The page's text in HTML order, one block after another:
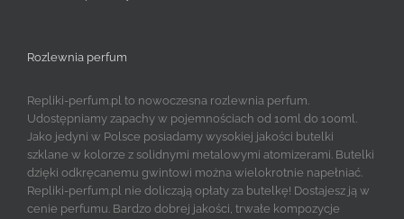
Rozlewnia perfum
Repliki-perfum.pl to nowoczesna rozlewnia perfum.
Udostępniamy zapachy w pojemnościach od 10ml do 100ml.
Jako jedyni w Polsce posiadamy wysokiej jakości butelki
szklane w kolorze z solidnymi metalowymi atomizerami. Butelki
dzięki odkręcanemu gwintowi można wielokrotnie napełniać.
Repliki-perfum.pl nie doliczają opłaty za butelkę! Dostajesz ją w
cenie perfumu. Bardzo dobrej jakości, trwałe kompozycje